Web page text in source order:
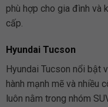
phù hợp cho gia đình và
cấp.
Hyundai Tucson
Hyundai Tucson nổi bật
hành mạnh mẽ và nhiều
luôn nằm trong nhóm